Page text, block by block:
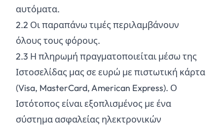
αυτόματα.
2.2 Οι παραπάνω τιμές περιλαμβάνουν
όλους τους φόρους.
2.3 Η πληρωμή πραγματοποιείται μέσω της
Ιστοσελίδας μας σε ευρώ με πιστωτική κάρτα
(Visa, MasterCard, American Express). Ο
Ιστότοπος είναι εξοπλισμένος με ένα
σύστημα ασφαλείας ηλεκτρονικών